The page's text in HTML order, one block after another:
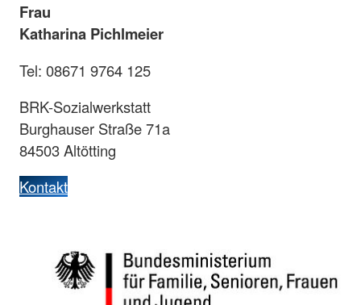
Frau
Katharina Pichlmeier
Tel: 08671 9764 125
BRK-Sozialwerkstatt
Burghauser Straße 71a
84503 Altötting
Kontakt